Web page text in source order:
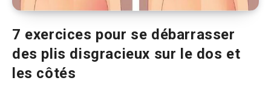
7 exercices pour se débarrasser
des plis disgracieux sur le dos et
les côtés